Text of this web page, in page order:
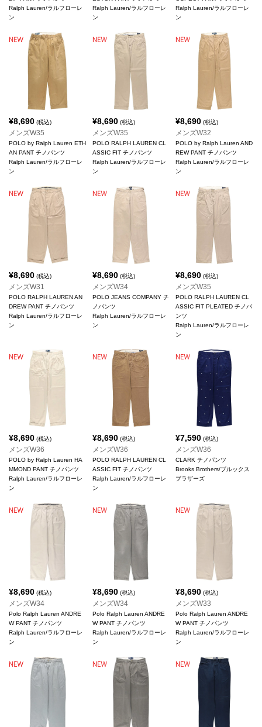
Ralph Lauren/ラルフローレ
ン
Ralph Lauren/ラルフローレ
ン
Ralph Lauren/ラルフローレ
ン
¥8,690 (税込)
メンズW35
POLO by Ralph Lauren ETH
AN PANT チノパンツ
Ralph Lauren/ラルフローレ
ン
¥8,690(税込)
メンズW35
POLO RALPH LAUREN CL
ASSIC FIT チノパンツ
Ralph Lauren/ラルフローレ
ン
¥8,690 (税込)
メンズW32
POLO by Ralph Lauren AND
REW PANT チノパンツ
Ralph Lauren/ラルフローレ
ン
¥8,690 (税込)
メンズW31
POLO RALPH LAUREN AN
DREW PANT チノパンツ
Ralph Lauren/ラルフローレ
ン
¥8,690(税込)
メンズW34
POLO JEANS COMPANY チ
ノパンツ
Ralph Lauren/ラルフローレ
ン
¥8,690 (税込)
メンズW35
POLO RALPH LAUREN CL
ASSIC FIT PLEATED チノパ
ンツ
Ralph Lauren/ラルフローレ
ン
¥8,690 (税込)
メンズW36
POLO by Ralph Lauren HA
MMOND PANT チノパンツ
Ralph Lauren/ラルフローレ
ン
¥8,690(税込)
メンズW36
POLO RALPH LAUREN CL
ASSIC FIT チノパンツ
Ralph Lauren/ラルフローレ
ン
¥7,590 (税込)
メンズW36
CLARK チノパンツ
Brooks Brothers/ブルックス
ブラザーズ
¥8,690 (税込)
メンズW34
Polo Ralph Lauren ANDRE
W PANT チノパンツ
Ralph Lauren/ラルフローレ
ン
¥8,690(税込)
メンズW34
Polo Ralph Lauren ANDRE
W PANT チノパンツ
Ralph Lauren/ラルフローレ
ン
¥8,690 (税込)
メンズW33
Polo Ralph Lauren ANDRE
W PANT チノパンツ
Ralph Lauren/ラルフローレ
ン